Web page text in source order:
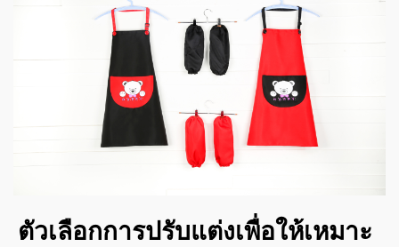
ตัวเลือกการปรับแต่งเพื่อให้เหมาะ